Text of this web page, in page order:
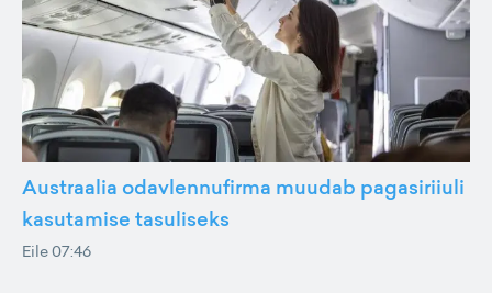
Austraalia odavlennufirma muudab pagasiriiuli
kasutamise tasuliseks
Eile 07:46